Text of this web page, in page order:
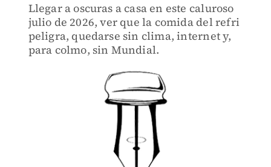
Llegar a oscuras a casa en este caluroso
julio de 2026, ver que la comida del refri
peligra, quedarse sin clima, internet y,
para colmo, sin Mundial.